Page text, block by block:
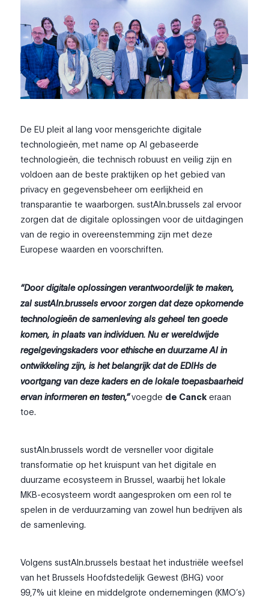
De EU pleit al lang voor mensgerichte digitale
technologieën, met name op AI gebaseerde
technologieën, die technisch robuust en veilig zijn en
voldoen aan de beste praktijken op het gebied van
privacy en gegevensbeheer om eerlijkheid en
transparantie te waarborgen. sustAIn.brussels zal ervoor
zorgen dat de digitale oplossingen voor de uitdagingen
van de regio in overeenstemming zijn met deze
Europese waarden en voorschriften.
“Door digitale oplossingen verantwoordelijk te maken,
zal sustAIn.brussels ervoor zorgen dat deze opkomende
technologieën de samenleving als geheel ten goede
komen, in plaats van individuen. Nu er wereldwijde
regelgevingskaders voor ethische en duurzame AI in
ontwikkeling zijn, is het belangrijk dat de EDIHs de
voortgang van deze kaders en de lokale toepasbaarheid
ervan informeren en testen,”voegde de Canck eraan
toe.
sustAIn.brussels wordt de versneller voor digitale
transformatie op het kruispunt van het digitale en
duurzame ecosysteem in Brussel, waarbij het lokale
MKB-ecosysteem wordt aangesproken om een rol te
spelen in de verduurzaming van zowel hun bedrijven als
de samenleving.
Volgens sustAIn.brussels bestaat het industriële weefsel
van het Brussels Hoofdstedelijk Gewest (BHG) voor
99,7% uit kleine en middelgrote ondernemingen (KMO’s)